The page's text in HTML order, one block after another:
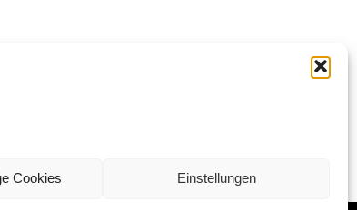
Cookies Einstellungen